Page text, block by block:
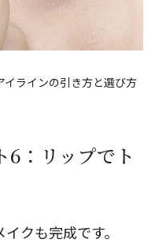
ラインの引き方と選び方
6：リップでト
クも完成です。